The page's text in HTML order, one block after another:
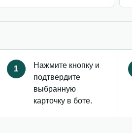
1
Нажмите кнопку и
подтвердите
выбранную
карточку в боте.